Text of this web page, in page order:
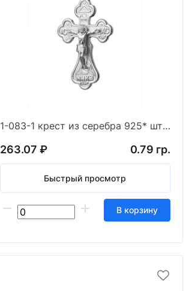
1-083-1 крест из серебра 925* штамп белый
263.07 ₽ 0.79 гр.
Быстрый просмотр
В корзину